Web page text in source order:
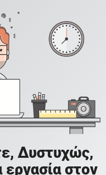
Δυστυχώς,
στον